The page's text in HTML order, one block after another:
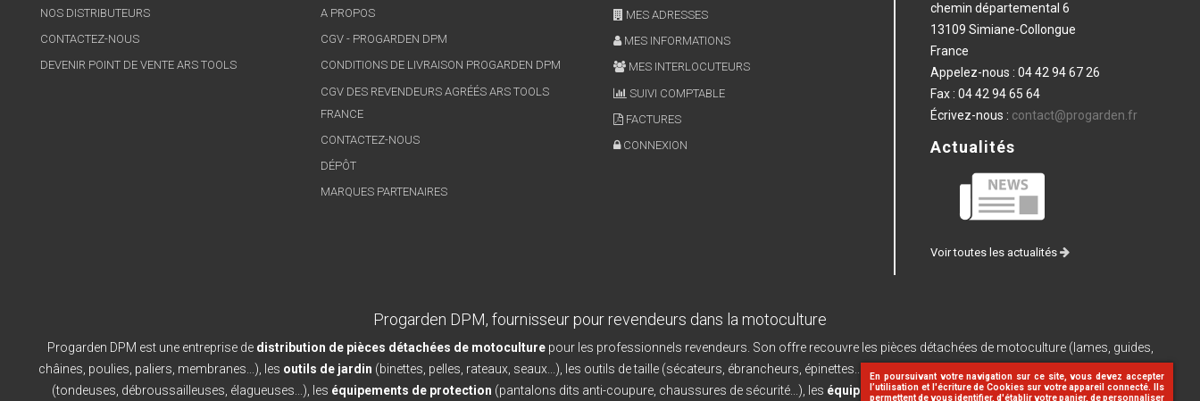
En poursuivant votre navigation sur ce site, vous devez accepter
l’utilisation et l'écriture de Cookies sur votre appareil connecté. Ils
permettent de vous identifier, d'établir votre panier, de personnaliser
NOS DISTRIBUTEURS
CONTACTEZ-NOUS
DEVENIR POINT DE VENTE ARS TOOLS
A PROPOS
CGV - PROGARDEN DPM
CONDITIONS DE LIVRAISON PROGARDEN DPM
CGV DES REVENDEURS AGRÉÉS ARS TOOLS
FRANCE
CONTACTEZ-NOUS
DÉPÔT
MARQUES PARTENAIRES
MES ADRESSES
MES INFORMATIONS
MES INTERLOCUTEURS
SUIVI COMPTABLE
FACTURES
CONNEXION
chemin départemental 6
13109 Simiane-Collongue
France
Appelez-nous : 04 42 94 67 26
Fax : 04 42 94 65 64
Écrivez-nous : contact@progarden.fr
Actualités
Voir toutes les actualités
Progarden DPM, fournisseur pour revendeurs dans la motoculture
Progarden DPM est une entreprise de distribution de pièces détachées de motoculturepour les professionnels revendeurs. Son offre recouvre les pièces détachées de motoculture (lames, guides,
châines, poulies, paliers, membranes...), les outils de jardin (binettes, pelles, rateaux, seaux...), les outils de taille (sécateurs, ébrancheurs, épinettes...) et leurs pièces de rechange, les
(tondeuses, débroussailleuses, élagueuses...), les équipements de protection (pantalons dits anti-coupure, chaussures de sécurité...), les équipements d'atelier(dériveteuses, limes...), lematériel